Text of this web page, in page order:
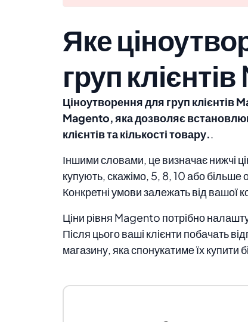
Яке
груп
Ціноутворення для груп клієнтів
Magento, яка дозволяє
клієнтів та кількості товару..
Іншими словами, це визначає нижчі
купують, скажімо, 5, 8, 10 або більше
Конкретні умови залежать від вашої
Ціни рівня Magento потрібно
Після цього ваші клієнти побачать
магазину, яка спонукатиме їх купити